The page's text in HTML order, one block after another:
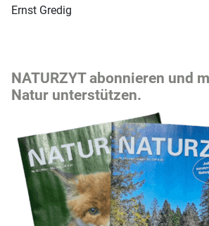
Ernst Gredig
NATURZYT abonnieren und
Natur unterstützen.